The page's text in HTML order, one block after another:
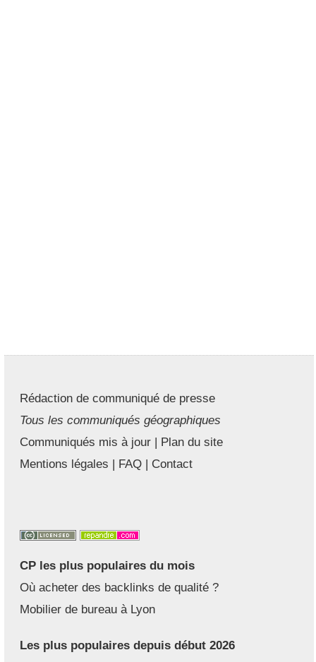
Rédaction de communiqué de presse
Tous les communiqués géographiques
Communiqués mis à jour | Plan du site
Mentions légales | FAQ | Contact
CP les plus populaires du mois
Où acheter des backlinks de qualité ?
Mobilier de bureau à Lyon
Les plus populaires depuis début 2026